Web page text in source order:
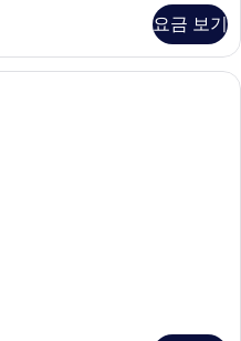
요금 보기
디럭스룸, 정원 전망 | 고급 침구, 미니